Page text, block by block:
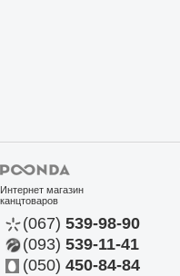
Интернет магазин
канцтоваров
(067) 539-98-90
(093) 539-11-41
(050) 450-84-84